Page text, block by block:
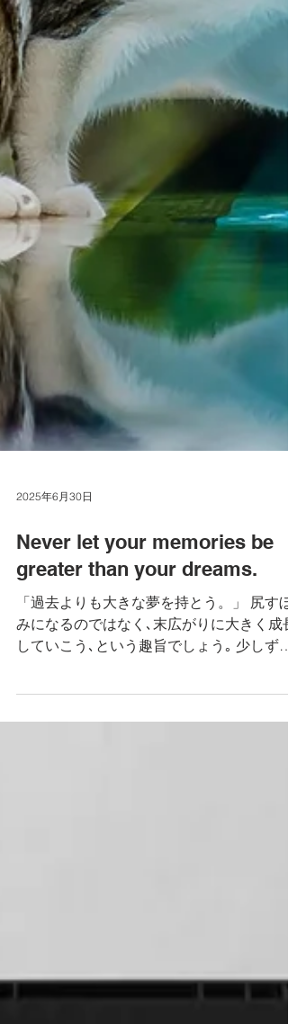
2025年6月30日
Never let your memories be
greater than your dreams.
していこう､という趣旨でしょう｡ 少しずつ